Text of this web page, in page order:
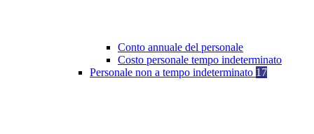
Conto annuale del personale
Costo personale tempo indeterminato
Personale non a tempo indeterminato 17